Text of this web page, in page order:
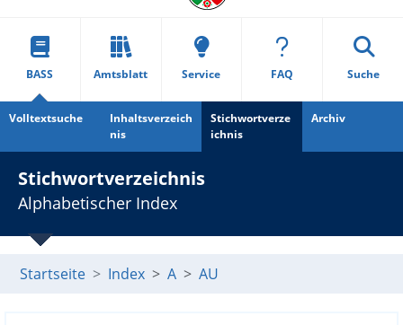
BASS Amtsblatt Service FAQ Suche
Volltextsuche
Inhaltsverzeich
nis
Stichwortverze
ichnis
Archiv
Stichwortverzeichnis
Alphabetischer Index
Startseite Index A AU